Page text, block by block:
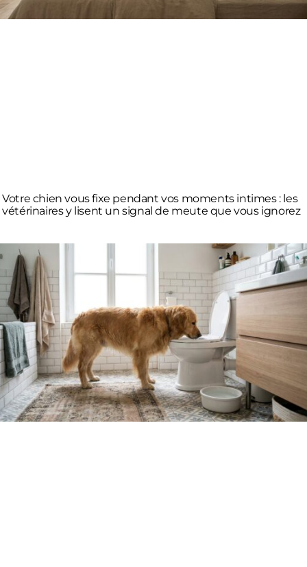
Votre chien vous fixe pendant vos moments intimes : les
vétérinaires y lisent un signal de meute que vous ignorez